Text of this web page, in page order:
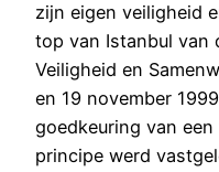
zijn eigen veiligheid
top van Istanbul van
Veiligheid en
en 19 november
goedkeuring van
principe werd